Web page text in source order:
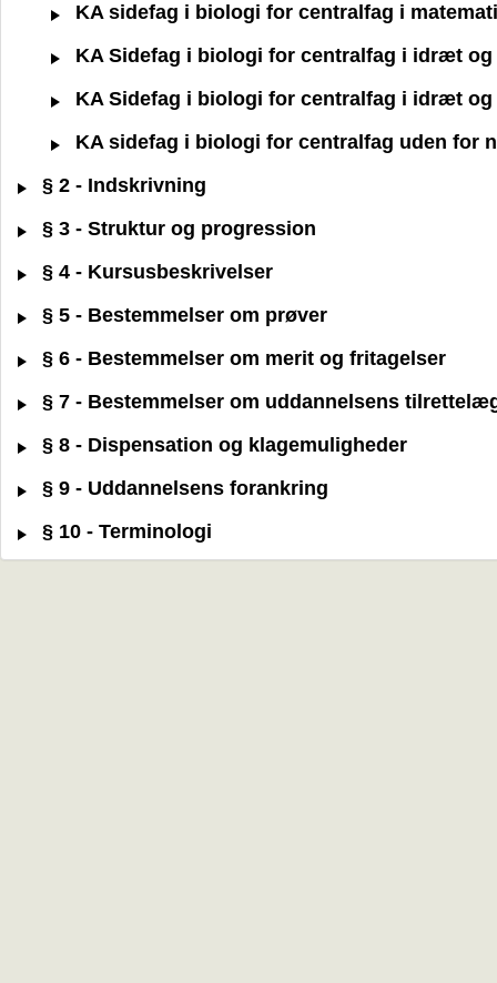
KA sidefag i biologi for centralfag i
KA Sidefag i biologi for centralfag i idræt og
KA Sidefag i biologi for centralfag i idræt og
KA sidefag i biologi for centralfag uden for
§ 2 - Indskrivning
§ 3 - Struktur og progression
§ 4 - Kursusbeskrivelser
§ 5 - Bestemmelser om prøver
§ 6 - Bestemmelser om merit og fritagelser
§ 7 - Bestemmelser om uddannelsens
§ 8 - Dispensation og klagemuligheder
§ 9 - Uddannelsens forankring
§ 10 - Terminologi